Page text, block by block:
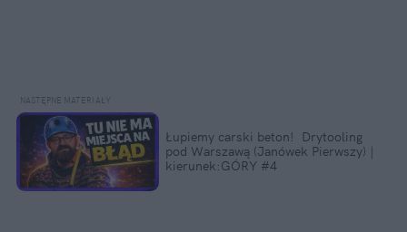
Łupiemy carski beton!  Drytooling
pod Warszawą (Janówek Pierwszy) |
kierunek:GÓRY #4